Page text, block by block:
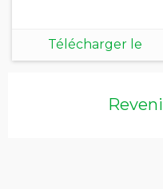
Télécharger le